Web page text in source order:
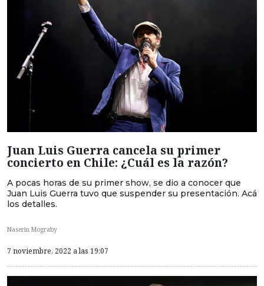
Juan Luis Guerra cancela su primer
concierto en Chile: ¿Cuál es la razón?
A pocas horas de su primer show, se dio a conocer que
Juan Luis Guerra tuvo que suspender su presentación. Acá
los detalles.
Naserin Mograby
7 noviembre, 2022 a las 19:07